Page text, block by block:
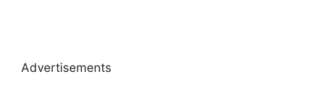
Advertisements